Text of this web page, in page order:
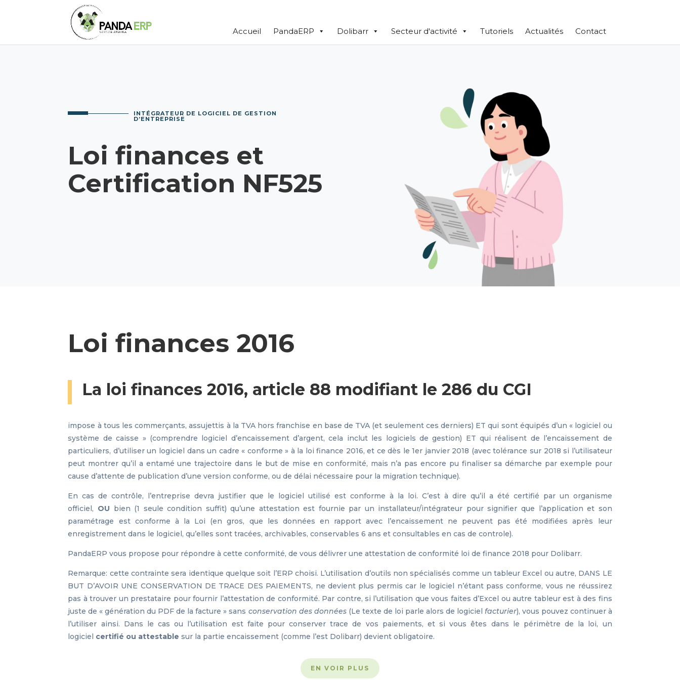
Accueil PandaERP Dolibarr Secteur d'activité Tutoriels Actualités Contact
INTÉGRATEUR DE LOGICIEL DE GESTION
D’ENTREPRISE
Loi finances et
Certification NF525
Loi finances 2016
La loi finances 2016, article 88 modifiant le 286 du CGI
impose à tous les commerçants, assujettis à la TVA hors franchise en base de TVA (et seulement ces derniers) ET qui sont équipés d’un « logiciel ou
système de caisse » (comprendre logiciel d’encaissement d’argent, cela inclut les logiciels de gestion) ET qui réalisent de l’encaissement de
particuliers, d’utiliser un logiciel dans un cadre « conforme » à la loi finance 2016, et ce dès le 1er janvier 2018 (avec tolérance sur 2018 si l’utilisateur
peut montrer qu’il a entamé une trajectoire dans le but de mise en conformité, mais n’a pas encore pu finaliser sa démarche par exemple pour
cause d’attente de publication d’une version conforme, ou de délai nécessaire pour la migration technique).
En cas de contrôle, l’entreprise devra justifier que le logiciel utilisé est conforme à la loi. C’est à dire qu’il a été certifié par un organisme
officiel, OU bien (1 seule condition suffit) qu’une attestation est fournie par un installateur/intégrateur pour signifier que l’application et son
paramétrage est conforme à la Loi (en gros, que les données en rapport avec l’encaissement ne peuvent pas été modifiées après leur
enregistrement dans le logiciel, qu’elles sont tracées, archivables, conservables 6 ans et consultables en cas de controle).
PandaERP vous propose pour répondre à cette conformité, de vous délivrer une attestation de conformité loi de finance 2018 pour Dolibarr.
Remarque: cette contrainte sera identique quelque soit l’ERP choisi. L’utilisation d’outils non spécialisés comme un tableur Excel ou autre, DANS LE
BUT D’AVOIR UNE CONSERVATION DE TRACE DES PAIEMENTS, ne devient plus permis car le logiciel n’étant pass conforme, vous ne réussirez
pas à trouver un prestataire pour fournir l’attestation de conformité. Par contre, si l’utilisation que vous faites d’Excel ou autre tableur est à des fins
juste de « génération du PDF de la facture » sans conservation des données (Le texte de loi parle alors de logiciel facturier), vous pouvez continuer à
l’utiliser ainsi. Dans le cas ou l’utilisation est faite pour conserver trace de vos paiements, et si vous êtes dans le périmètre de la loi, un
logiciel certifié ou attestable sur la partie encaissement (comme l’est Dolibarr) devient obligatoire.
EN VOIR PLUS